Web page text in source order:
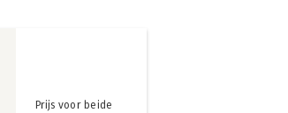
Prijs voor beide